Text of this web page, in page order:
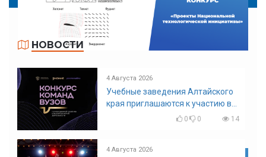
НОВОСТИ
4 Августа 2026
Учебные заведения Алтайского
края приглашаются к участию в
конкурсе команд вузов
0 0 14
4 Августа 2026